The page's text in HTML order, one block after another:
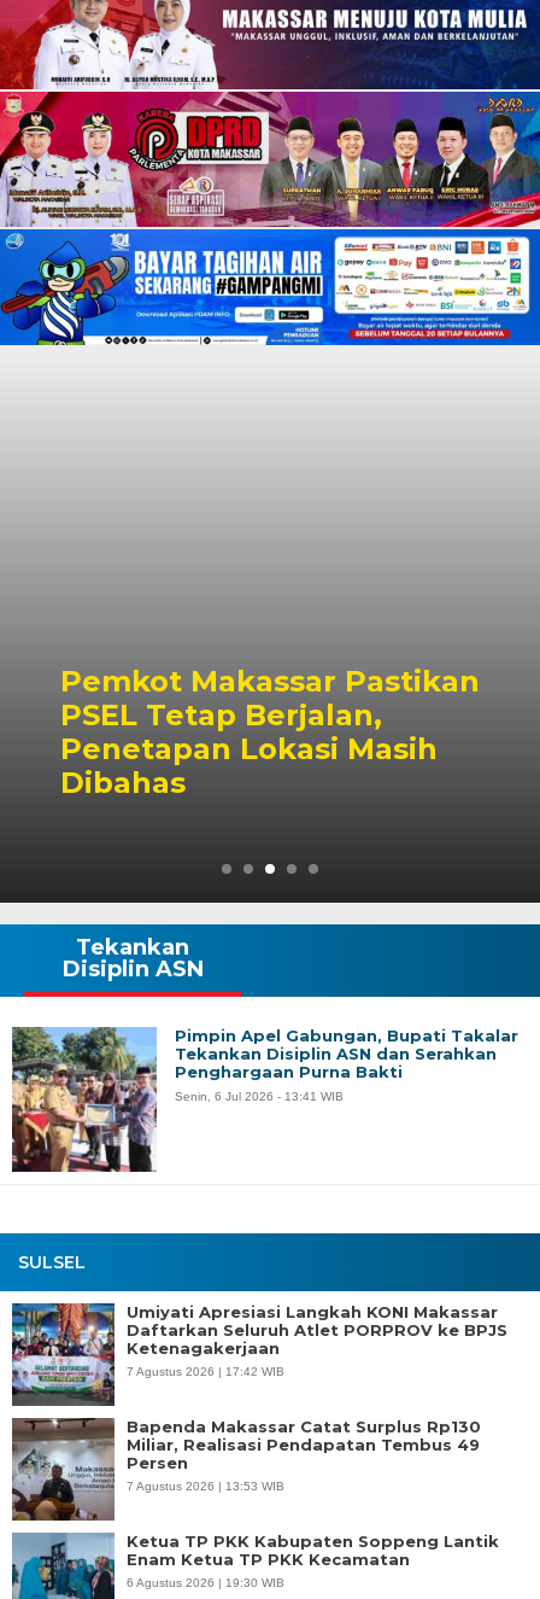
Pemkot Makassar Pastikan
PSEL Tetap Berjalan,
Penetapan Lokasi Masih
Dibahas
SULSEL
Umiyati Apresiasi Langkah KONI Makassar
Daftarkan Seluruh Atlet PORPROV ke BPJS
Ketenagakerjaan
7 Agustus 2026 | 17:42 WIB
Bapenda Makassar Catat Surplus Rp130
Miliar, Realisasi Pendapatan Tembus 49
Persen
7 Agustus 2026 | 13:53 WIB
Ketua TP PKK Kabupaten Soppeng Lantik
Enam Ketua TP PKK Kecamatan
6 Agustus 2026 | 19:30 WIB
Tekankan
Disiplin ASN
Pimpin Apel Gabungan, Bupati Takalar
Tekankan Disiplin ASN dan Serahkan
Penghargaan Purna Bakti
Senin, 6 Jul 2026 - 13:41 WIB